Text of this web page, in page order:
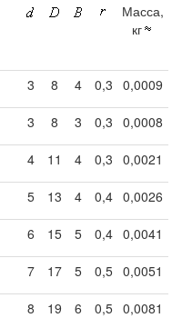
Масса,
кг
3 8 4 0,3 0,0009
3 8 3 0,3 0,0008
4 11 4 0,3 0,0021
5 13 4 0,4 0,0026
6 15 5 0,4 0,0041
7 17 5 0,5 0,0051
8 19 6 0,5 0,0081